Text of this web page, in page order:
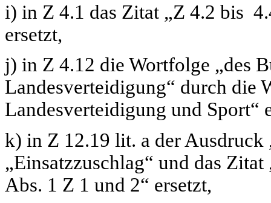
i) in Z 4.1 das Zitat „Z 4.2 bis
ersetzt,
j) in Z 4.12 die Wortfolge „des
Landesverteidigung“ durch die
Landesverteidigung und Sport“
k) in Z 12.19 lit. a der Ausdruck
„Einsatzzuschlag“ und das Zitat
Abs. 1 Z 1 und 2“ ersetzt,